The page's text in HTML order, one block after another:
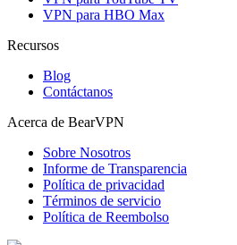
VPN para HBO Max
Recursos
Blog
Contáctanos
Acerca de BearVPN
Sobre Nosotros
Informe de Transparencia
Política de privacidad
Términos de servicio
Política de Reembolso